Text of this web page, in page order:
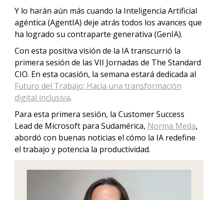
Y lo harán aún más cuando la Inteligencia Artificial
agéntica (AgentIA) deje atrás todos los avances que
ha logrado su contraparte generativa (GenIA).
Con esta positiva visión de la IA transcurrió la
primera sesión de las VII Jornadas de The Standard
CIO. En esta ocasión, la semana estará dedicada al
Futuro del Trabajo: Hacia una transformación
digital inclusiva.
Para esta primera sesión, la Customer Success
Lead de Microsoft para Sudamérica, Norma Meda,
abordó con buenas noticias el cómo la IA redefine
el trabajo y potencia la productividad.